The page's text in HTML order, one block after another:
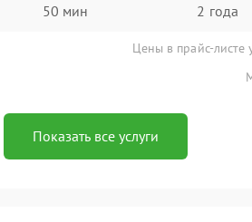
50 мин 2 года
Цены в прайс-листе
Показать все услуги